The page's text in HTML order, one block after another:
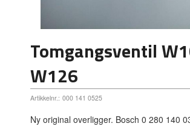
Tomgangsventil
W126
Artikkelnr.: 000 141 0525
Ny original overligger. Bosch 0 280 140